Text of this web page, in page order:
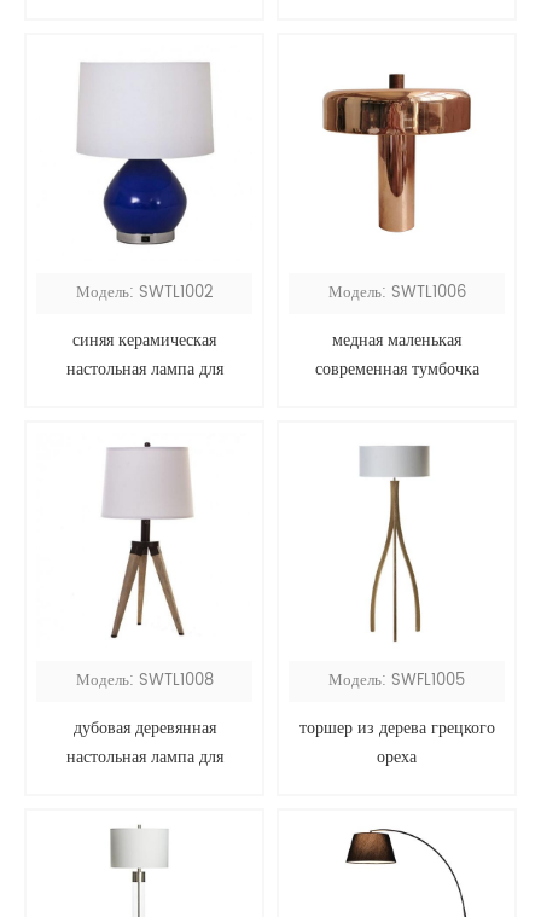
Модель: SWTL1002
синяя керамическая
настольная лампа для
Модель: SWTL1006
медная маленькая
современная тумбочка
Модель: SWTL1008
дубовая деревянная
настольная лампа для
Модель: SWFL1005
торшер из дерева грецкого
ореха